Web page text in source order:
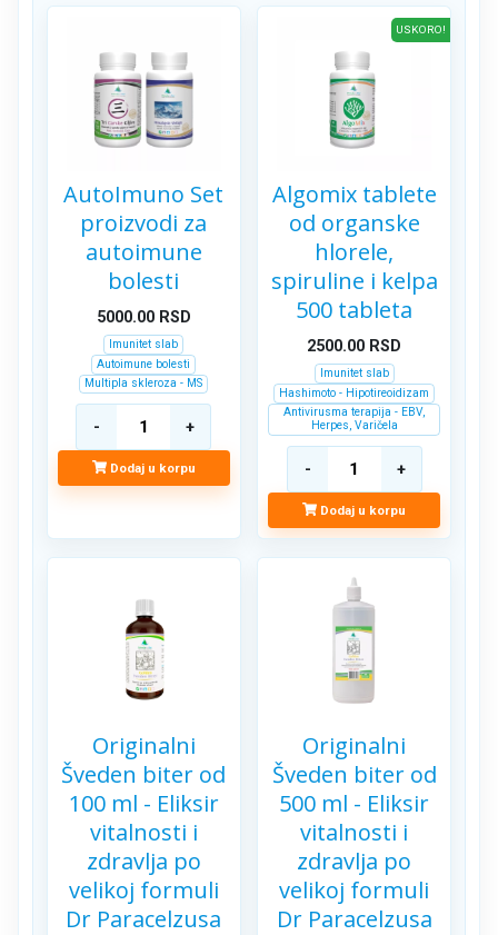
AutoImuno Set
proizvodi za
autoimune
bolesti
5000.00RSD
Imunitet slab
Autoimune bolesti
Multipla skleroza - MS
Dodaj u korpu
USKORO!
Algomix tablete
od organske
hlorele,
spiruline i kelpa
500 tableta
2500.00 RSD
Imunitet slab
Hashimoto - Hipotireoidizam
Antivirusma terapija - EBV,
Herpes, Varičela
Dodaj u korpu
Originalni
Šveden biter od
100 ml - Eliksir
vitalnosti i
zdravlja po
velikoj formuli
Dr Paracelzusa
Originalni
Šveden biter od
500 ml - Eliksir
vitalnosti i
zdravlja po
velikoj formuli
Dr Paracelzusa